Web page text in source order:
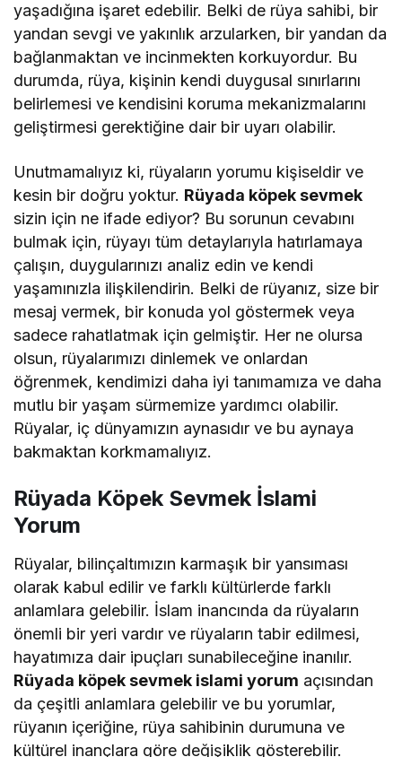
yaşadığına işaret edebilir. Belki de rüya sahibi, bir
yandan sevgi ve yakınlık arzularken, bir yandan da
bağlanmaktan ve incinmekten korkuyordur. Bu
durumda, rüya, kişinin kendi duygusal sınırlarını
belirlemesi ve kendisini koruma mekanizmalarını
geliştirmesi gerektiğine dair bir uyarı olabilir.
Unutmamalıyız ki, rüyaların yorumu kişiseldir ve
kesin bir doğru yoktur. Rüyada köpek sevmek
sizin için ne ifade ediyor? Bu sorunun cevabını
bulmak için, rüyayı tüm detaylarıyla hatırlamaya
çalışın, duygularınızı analiz edin ve kendi
yaşamınızla ilişkilendirin. Belki de rüyanız, size bir
mesaj vermek, bir konuda yol göstermek veya
sadece rahatlatmak için gelmiştir. Her ne olursa
olsun, rüyalarımızı dinlemek ve onlardan
öğrenmek, kendimizi daha iyi tanımamıza ve daha
mutlu bir yaşam sürmemize yardımcı olabilir.
Rüyalar, iç dünyamızın aynasıdır ve bu aynaya
bakmaktan korkmamalıyız.
Rüyada Köpek Sevmek İslami
Yorum
Rüyalar, bilinçaltımızın karmaşık bir yansıması
olarak kabul edilir ve farklı kültürlerde farklı
anlamlara gelebilir. İslam inancında da rüyaların
önemli bir yeri vardır ve rüyaların tabir edilmesi,
hayatımıza dair ipuçları sunabileceğine inanılır.
Rüyada köpek sevmek islami yorum açısından
da çeşitli anlamlara gelebilir ve bu yorumlar,
rüyanın içeriğine, rüya sahibinin durumuna ve
kültürel inançlara göre değişiklik gösterebilir.